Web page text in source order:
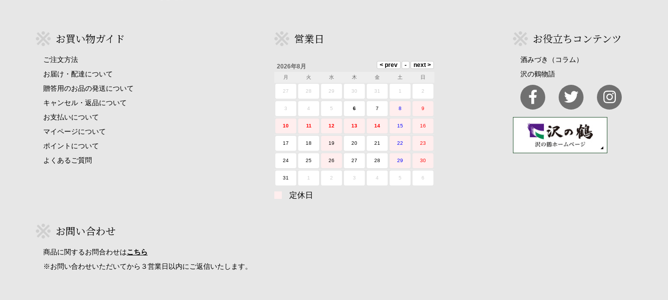
お買い物ガイド
ご注文方法
お届け・配達について
贈答用のお品の発送について
キャンセル・返品について
お支払いについて
マイページについて
ポイントについて
よくあるご質問
営業日
2026年8月
月 火 水 木 金 土 日
27 28 29 30 31 1 2
3 4 5 6 7 8 9
10 11 12 13 14 15 16
17 18 19 20 21 22 23
24 25 26 27 28 29 30
31 1 2 3 4 5 6
定休日
お役立ちコンテンツ
酒みづき（コラム）
沢の鶴物語
お問い合わせ
商品に関するお問合わせはこちら
※お問い合わせいただいてから３営業日以内にご返信いたします。